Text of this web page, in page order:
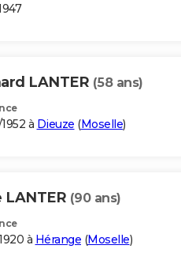
LANTER (58 ans)
à Dieuze (Moselle)
LANTER (90 ans)
à Hérange (Moselle)